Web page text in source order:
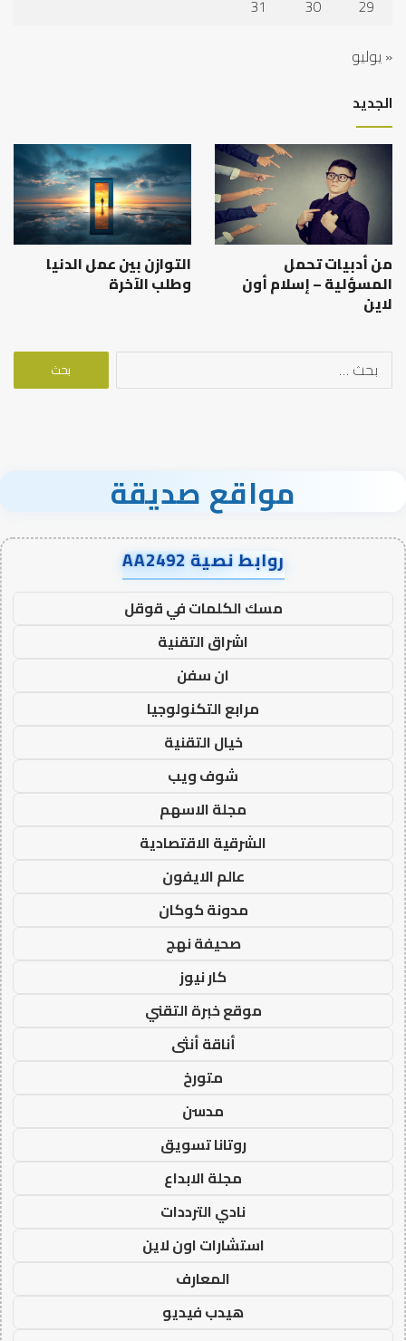
29
30
31
« يوليو
الجديد
من أدبيات تحمل
المسؤلية – إسلام أون
لاين
التوازن بين عمل الدنيا
وطلب الآخرة
البحث
مواقع صديقة
روابط نصية AA2492
مسك الكلمات في قوقل
اشراق التقنية
ان سفن
مرابع التكنولوجيا
خيال التقنية
شوف ويب
مجلة الاسهم
الشرقية الاقتصادية
عالم الايفون
مدونة كوكان
صحيفة نهج
كار نيوز
موقع خبرة التقني
أناقة أنثى
متورخ
مدسن
روتانا تسويق
مجلة الابداع
نادي الترددات
استشارات اون لاين
المعارف
هيدب فيديو